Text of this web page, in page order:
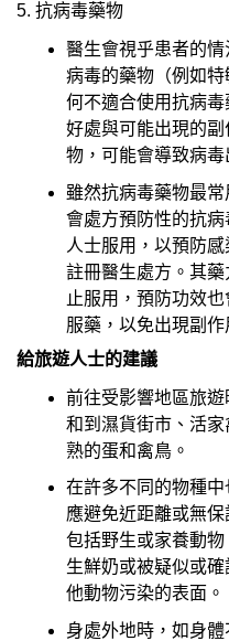
5. 抗病毒藥物
醫生會視乎患者的
病毒的藥物（例如
何不適合使用抗病
好處與可能出現的
物，可能會導致病毒
雖然抗病毒藥物最
會處方預防性的抗
人士服用，以預防
註冊醫生處方。其
止服用，預防功效
服藥，以免出現副
給旅遊人士的建議
前往受影響地區旅遊
和到濕貨街市、活
熟的蛋和禽鳥。
在許多不同的物種
應避免近距離或無
包括野生或家養動物
生鮮奶或被疑似或
他動物污染的表面。
身處外地時，如身